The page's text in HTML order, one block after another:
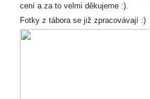
cení a za to velmi děkujeme :).
Fotky z tábora se již zpracovávají :)